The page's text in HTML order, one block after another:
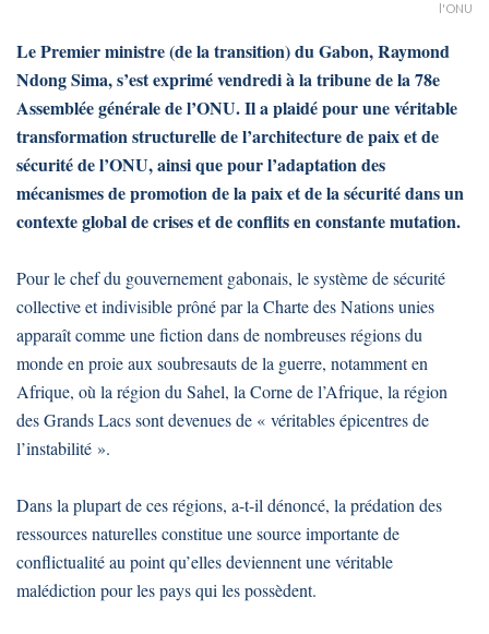
l'ONU
Le Premier ministre (de la transition) du Gabon, Raymond
Ndong Sima, s’est exprimé vendredi à la tribune de la 78e
Assemblée générale de l’ONU. Il a plaidé pour une véritable
transformation structurelle de l’architecture de paix et de
sécurité de l’ONU, ainsi que pour l’adaptation des
mécanismes de promotion de la paix et de la sécurité dans un
contexte global de crises et de conflits en constante mutation.
Pour le chef du gouvernement gabonais, le système de sécurité
collective et indivisible prôné par la Charte des Nations unies
apparaît comme une fiction dans de nombreuses régions du
monde en proie aux soubresauts de la guerre, notamment en
Afrique, où la région du Sahel, la Corne de l’Afrique, la région
des Grands Lacs sont devenues de « véritables épicentres de
l’instabilité ».
Dans la plupart de ces régions, a-t-il dénoncé, la prédation des
ressources naturelles constitue une source importante de
conflictualité au point qu’elles deviennent une véritable
malédiction pour les pays qui les possèdent.